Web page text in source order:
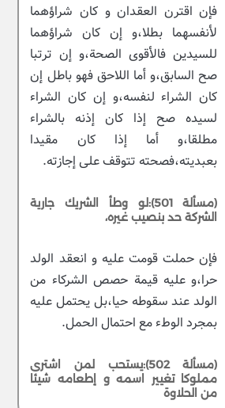
فإن اقترن العقدان و كان شراؤهما
لأنفسهما بطلا،و إن كان شراؤهما
للسيدين فالأقوى الصحة،و إن ترتبا
صح السابق،و أما اللاحق فهو باطل إن
كان الشراء لنفسه،و إن كان الشراء
لسيده صح إذا كان إذنه بالشراء
مطلقا،و أما إذا كان مقيدا
بعبديته،فصحته تتوقف على إجازته.
(مسألة 501):لو وطأ الشريك جارية
الشركة حد بنصيب غيره،
فإن حملت قومت عليه و انعقد الولد
حرا،و عليه قيمة حصص الشركاء من
الولد عند سقوطه حيا،بل يحتمل عليه
بمجرد الوطء مع احتمال الحمل.
(مسألة 502):يستحب لمن اشترى
مملوكا تغيير اسمه و إطعامه شيئا
من الحلاوة